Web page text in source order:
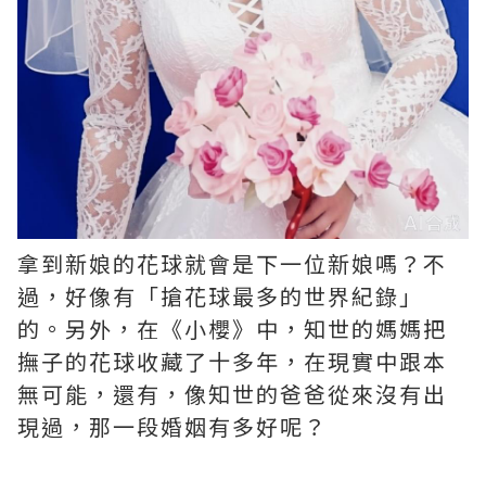
拿到新娘的花球就會是下一位新娘嗎？不
過，好像有「搶花球最多的世界紀錄」
的。另外，在《小櫻》中，知世的媽媽把
撫子的花球收藏了十多年，在現實中跟本
無可能，還有，像知世的爸爸從來沒有出
現過，那一段婚姻有多好呢？ ​​​